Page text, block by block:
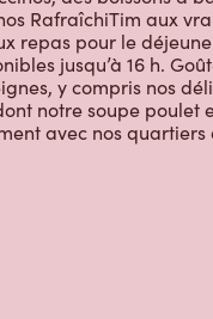
Brossard, QC,
est fait avec des
au monde. Nous
des boissons à
RafraîchiTim aux
repas pour le